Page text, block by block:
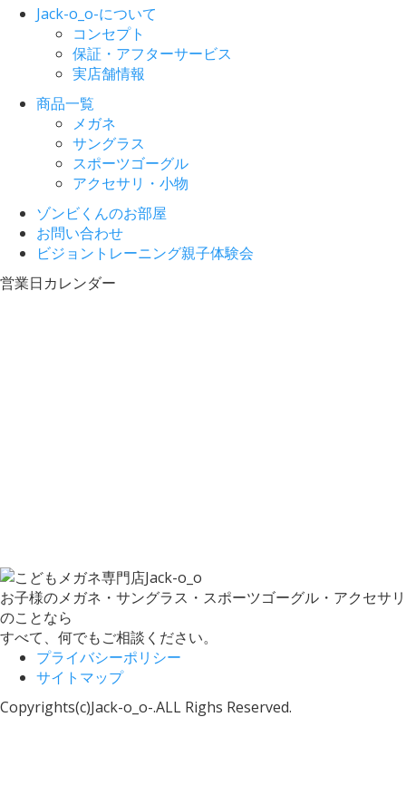
Jack-o_o-について
コンセプト
保証・アフターサービス
実店舗情報
商品一覧
メガネ
サングラス
スポーツゴーグル
アクセサリ・小物
ゾンビくんのお部屋
お問い合わせ
ビジョントレーニング親子体験会
営業日カレンダー
お子様のメガネ・サングラス・スポーツゴーグル・アクセサリ
のことなら
すべて、何でもご相談ください。
プライバシーポリシー
サイトマップ
Copyrights(c)Jack-o_o-.ALL Righs Reserved.